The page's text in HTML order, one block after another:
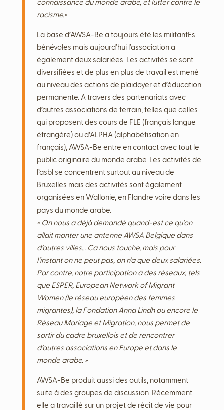
connaissance du monde arabe, et lutter contre le
racisme.»
La base d’AWSA-Be a toujours été les militantEs
bénévoles mais aujourd’hui l’association a
également deux salariées. Les activités se sont
diversifiées et de plus en plus de travail est mené
au niveau des actions de plaidoyer et d’éducation
permanente. A travers des partenariats avec
d’autres associations de terrain, telles que celles
qui proposent des cours de FLE (français langue
étrangère) ou d’ALPHA (alphabétisation en
français), AWSA-Be entre en contact avec tout le
public originaire du monde arabe. Les activités de
l’asbl se concentrent surtout au niveau de
Bruxelles mais des activités sont également
organisées en Wallonie, en Flandre voire dans les
pays du monde arabe.
« On nous a déjà demandé quand-est ce qu’on
allait monter une antenne AWSA Belgique dans
d’autres villes… Ca nous touche, mais pour
l’instant on ne peut pas, on n’a que deux salariées.
Par contre, notre participation à des réseaux, tels
que ESPER, European Network of Migrant
Women (le réseau européen des femmes
migrantes), la Fondation Anna Lindh ou encore le
Réseau Mariage et Migration, nous permet de
sortir du cadre bruxellois et de rencontrer
d’autres associations en Europe et dans le
monde arabe. »
AWSA-Be produit aussi des outils, notamment
suite à des groupes de discussion. Récemment
elle a travaillé sur un projet de récit de vie pour